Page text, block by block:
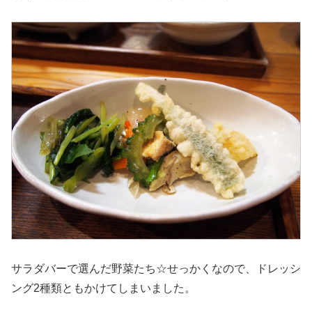
サラダバーで選んだ野菜たち☆せっかくなので、ドレッシ
ング2種類ともかけてしまいました。